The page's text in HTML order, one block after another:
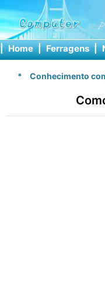
| Home | Ferragens |
* Conhecimento